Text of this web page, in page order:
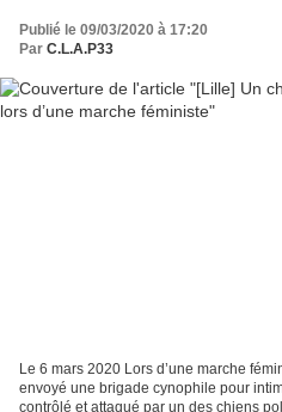
Publié le 09/03/2020 à 17:20
Par C.L.A.P33
Le 6 mars 2020 Lors d’une marche
envoyé une brigade cynophile pour
contrôlé et attaqué par un des chiens